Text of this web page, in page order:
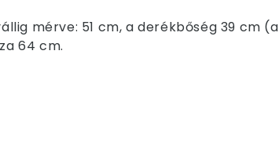
mérve: 51 cm, a derékbőség 39 cm (a
64 cm.